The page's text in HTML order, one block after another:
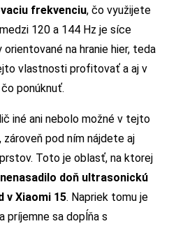
frekvenciu, čo využijete
120 a 144 Hz je síce
na hranie hier, teda
vlastnosti profitovať a aj v
ponúknuť.
iné ani nebolo možné v tejto
pod ním nájdete aj
Toto je oblasť, na ktorej
nenasadilo doň ultrasonickú
v Xiaomi 15. Napriek tomu je
príjemne sa dopĺňa s